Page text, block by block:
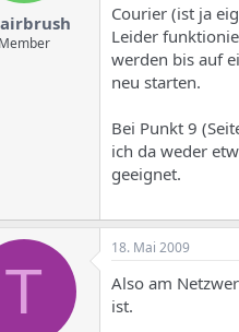
Member
Courier (ist ja
Leider
werden bis auf
neu starten.
Bei Punkt 9
ich da weder
geeignet.
T
18. Mai 2009
Also am
ist.